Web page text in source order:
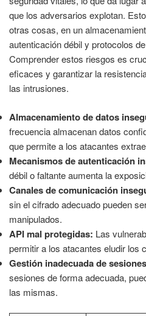
que los adversarios explotan.
otras cosas, en un
autenticación débil y protocolos
Comprender estos riesgos es
eficaces y garantizar la
las intrusiones.
Almacenamiento de datos
frecuencia almacenan datos
que permite a los atacantes
Mecanismos de autenticación
débil o faltante aumenta la
Canales de comunicación
sin el cifrado adecuado pueden
manipulados.
API mal protegidas: Las
permitir a los atacantes eludir los
Gestión inadecuada de
sesiones de forma adecuada,
las mismas.